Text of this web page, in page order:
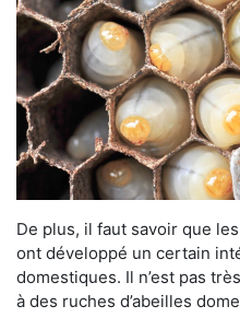
De plus, il faut savoir que
ont développé un certain
domestiques. Il n’est pas
à des ruches d’abeilles